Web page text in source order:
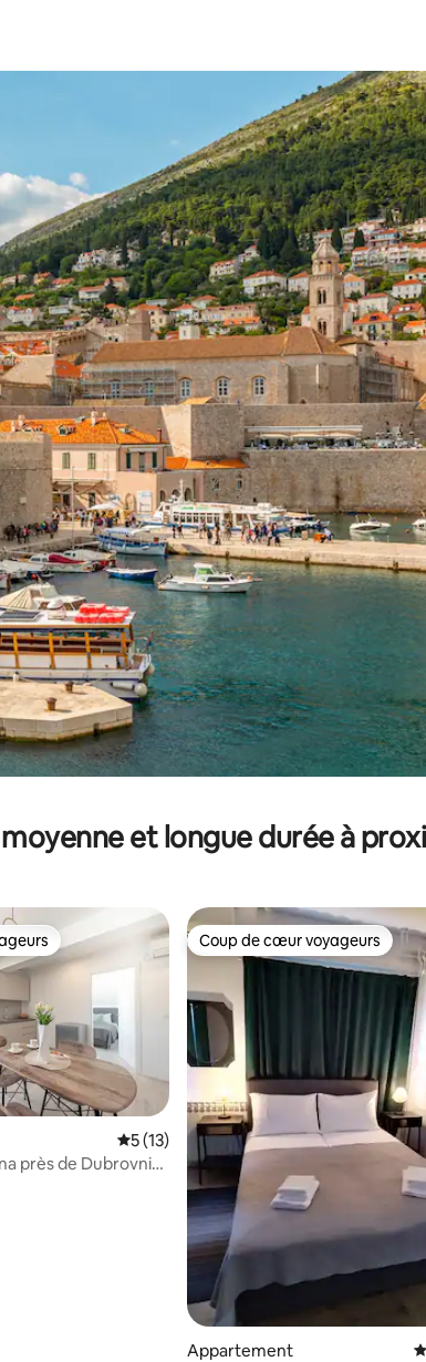
et vers le bas pour les parcourir ou en appuyant et en
et longue durée à
34 commentaires : 4,94 sur 5
Évaluation moyenne sur la base de 13
5 (13)
près de Dubrovnik
Coup de cœur voyageurs
Coup de cœur voyageurs
Appartement